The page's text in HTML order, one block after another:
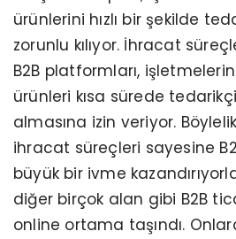
ürünlerini hızlı bir şekilde
zorunlu kılıyor. İhracat
B2B platformları,
ürünleri kısa sürede
almasına izin veriyor.
ihracat süreçleri sayesine
büyük bir ivme
diğer birçok alan gibi B2B
online ortama taşındı.